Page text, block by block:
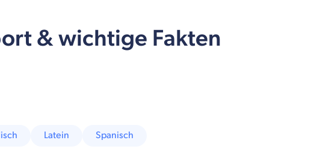
& wichtige Fakten
Latein Spanisch